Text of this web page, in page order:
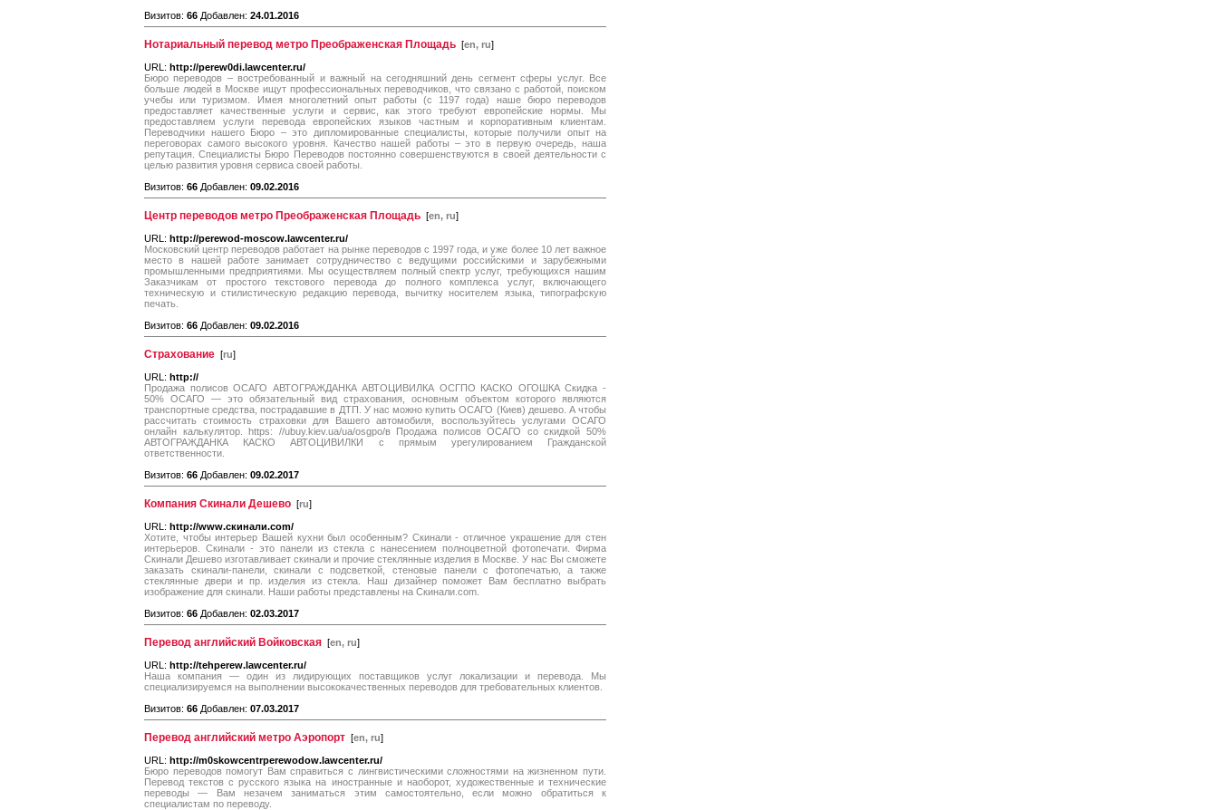
Визитов: 66 Добавлен: 24.01.2016
Нотариальный перевод метро Преображенская Площадь [en, ru]
URL: http://perew0di.lawcenter.ru/
Бюро переводов – востребованный и важный на сегодняшний день сегмент сферы услуг. Все
больше людей в Москве ищут профессиональных переводчиков, что связано с работой, поиском
учебы или туризмом. Имея многолетний опыт работы (с 1197 года) наше бюро переводов
предоставляет качественные услуги и сервис, как этого требуют европейские нормы. Мы
предоставляем услуги перевода европейских языков частным и корпоративным клиентам.
Переводчики нашего Бюро – это дипломированные специалисты, которые получили опыт на
переговорах самого высокого уровня. Качество нашей работы – это в первую очередь, наша
репутация. Специалисты Бюро Переводов постоянно совершенствуются в своей деятельности с
целью развития уровня сервиса своей работы.
Визитов: 66 Добавлен: 09.02.2016
Центр переводов метро Преображенская Площадь [en, ru]
URL: http://perewod-moscow.lawcenter.ru/
Московский центр переводов работает на рынке переводов c 1997 года, и уже более 10 лет важное
место в нашей работе занимает сотрудничество с ведущими российскими и зарубежными
промышленными предприятиями. Мы осуществляем полный спектр услуг, требующихся нашим
Заказчикам от простого текстового перевода до полного комплекса услуг, включающего
техническую и стилистическую редакцию перевода, вычитку носителем языка, типографскую
печать.
Визитов: 66 Добавлен: 09.02.2016
Cтрахование [ru]
URL: http://
Продажа полисов ОСАГО АВТОГРАЖДАНКА АВТОЦИВИЛКА ОСГПО КАСКО ОГОШКА Скидка -
50% ОСАГО — это обязательный вид страхования, основным объектом которого являются
транспортные средства, пострадавшие в ДТП. У нас можно купить ОСАГО (Киев) дешево. А чтобы
рассчитать стоимость страховки для Вашего автомобиля, воспользуйтесь услугами ОСАГО
онлайн калькулятор. https: //ubuy.kiev.ua/ua/osgpo/в Продажа полисов ОСАГО со скидкой 50%
АВТОГРАЖДАНКА КАСКО АВТОЦИВИЛКИ с прямым урегулированием Гражданской
ответственности.
Визитов: 66 Добавлен: 09.02.2017
Компания Скинали Дешево [ru]
URL: http://www.скинали.com/
Хотите, чтобы интерьер Вашей кухни был особенным? Скинали - отличное украшение для стен
интерьеров. Скинали - это панели из стекла с нанесением полноцветной фотопечати. Фирма
Скинали Дешево изготавливает скинали и прочие стеклянные изделия в Москве. У нас Вы сможете
заказать скинали-панели, скинали с подсветкой, стеновые панели с фотопечатью, а также
стеклянные двери и пр. изделия из стекла. Наш дизайнер поможет Вам бесплатно выбрать
изображение для скинали. Наши работы представлены на Скинали.com.
Визитов: 66 Добавлен: 02.03.2017
Перевод английский Войковская [en, ru]
URL: http://tehperew.lawcenter.ru/
Наша компания — один из лидирующих поставщиков услуг локализации и перевода. Мы
специализируемся на выполнении высококачественных переводов для требовательных клиентов.
Визитов: 66 Добавлен: 07.03.2017
Перевод английский метро Аэропорт [en, ru]
URL: http://m0skowcentrperewodow.lawcenter.ru/
Бюро переводов помогут Вам справиться с лингвистическими сложностями на жизненном пути.
Перевод текстов с русского языка на иностранные и наоборот, художественные и технические
переводы — Вам незачем заниматься этим самостоятельно, если можно обратиться к
специалистам по переводу.